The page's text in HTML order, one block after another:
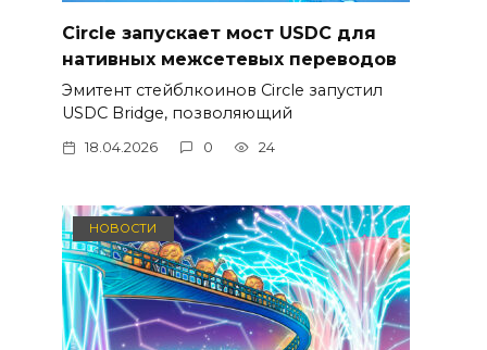
Circle запускает мост USDC для
нативных межсетевых переводов
Эмитент стейблкоинов Circle запустил
USDC Bridge, позволяющий
18.04.2026 0 24
НОВОСТИ